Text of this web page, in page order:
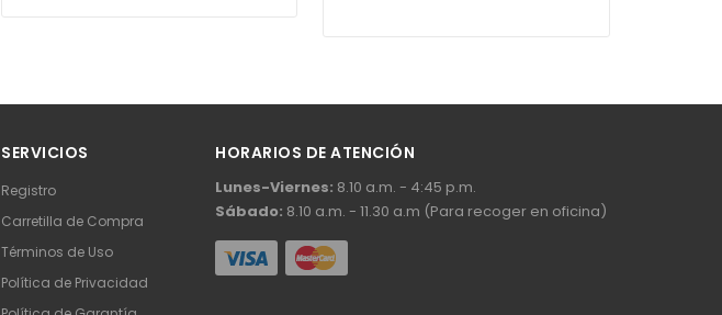
SERVICIOS
Registro
Carretilla de Compra
Términos de Uso
Política de Privacidad
HORARIOS DE ATENCIÓN
Lunes-Viernes: 8.10 a.m. - 4:45 p.m.
Sábado: 8.10 a.m. - 11.30 a.m (Para recoger en oficina)